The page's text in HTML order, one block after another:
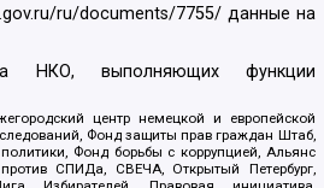
ru/documents/7755/ данные на
НКО, выполняющих функции
центр немецкой и европейской
Фонд защиты прав граждан Штаб,
Фонд борьбы с коррупцией, Альянс
СПИДа, СВЕЧА, Открытый Петербург,